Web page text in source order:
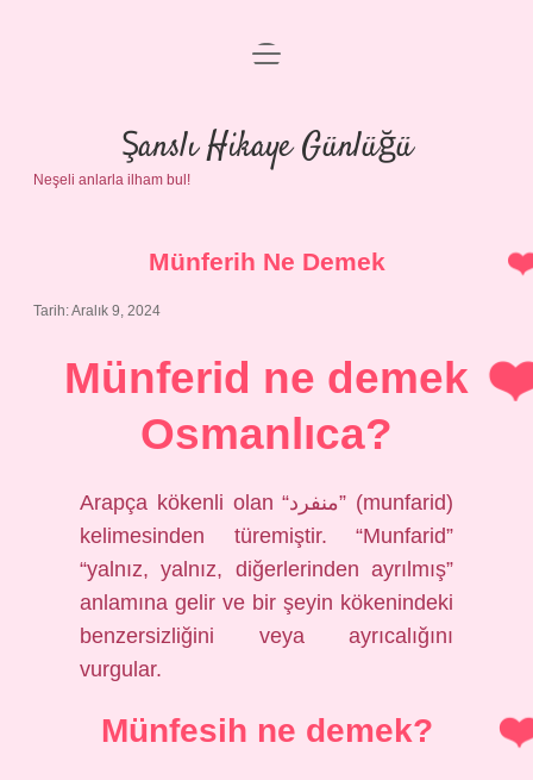
Anasayfa
Gizlilik Politikası
menüyü
Şanslı Hikaye Günlüğü
Neşeli anlarla ilham bul!
Münferih Ne Demek
Tarih: Aralık 9, 2024
Münferid ne demek
Osmanlıca?
Arapça kökenli olan “منفرد” (munfarid)
kelimesinden türemiştir. “Munfarid”
“yalnız, yalnız, diğerlerinden ayrılmış”
anlamına gelir ve bir şeyin kökenindeki
benzersizliğini veya ayrıcalığını
vurgular.
Münfesih ne demek?